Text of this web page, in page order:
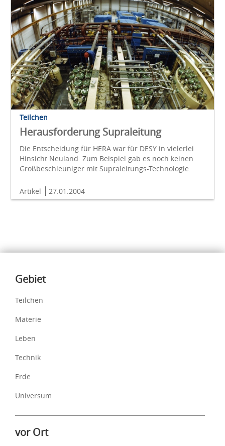
Teilchen
Herausforderung Supraleitung
Die Entscheidung für HERA war für DESY in vielerlei
Hinsicht Neuland. Zum Beispiel gab es noch keinen
Groß­beschleuniger mit Supraleitungs-­Technologie.
Artikel 27.01.2004
Inhalte
Gebiet
Teilchen
Materie
Leben
Technik
Erde
Universum
vor Ort